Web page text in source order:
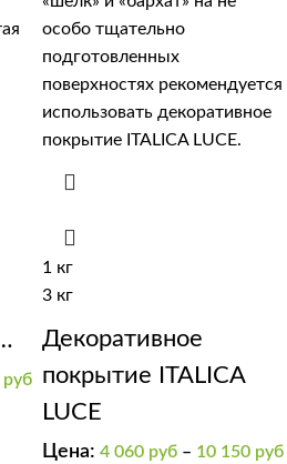
руб
1 кг
3 кг
Декоративное
покрытие ITALICA
LUCE
Цена: 4 060 руб – 10 150 руб